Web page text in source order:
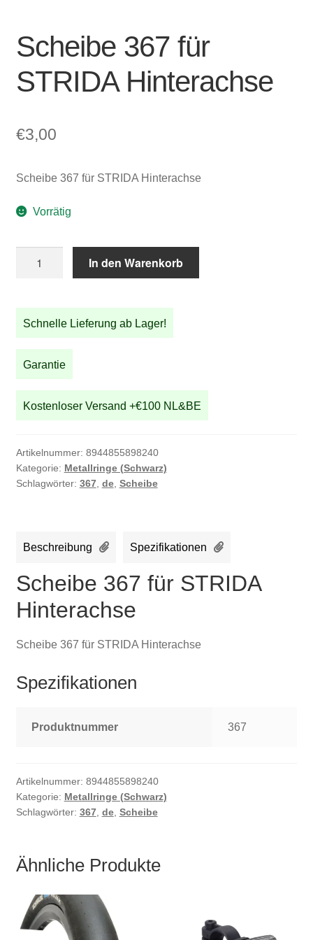
Scheibe 367 für
STRIDA Hinterachse
€3,00
Scheibe 367 für STRIDA Hinterachse
Vorrätig
STRIDA
Hinterachse
In den Warenkorb
Schnelle Lieferung ab Lager!
Garantie
Kostenloser Versand +€100 NL&BE
Artikelnummer: 8944855898240
Kategorie: Metallringe (Schwarz)
Schlagwörter: 367, de, Scheibe
Beschreibung Spezifikationen
Scheibe 367 für STRIDA
Hinterachse
Scheibe 367 für STRIDA Hinterachse
Spezifikationen
Produktnummer 367
Artikelnummer: 8944855898240
Kategorie: Metallringe (Schwarz)
Schlagwörter: 367, de, Scheibe
Ähnliche Produkte